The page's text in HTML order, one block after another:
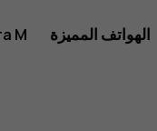
الهواتف المميزة M